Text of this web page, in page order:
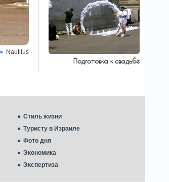
15:45
Европол сообщил
о ликвидации сети
контрабандистов между
Европой и Алжиром
органы ликвидировали
преступную сеть, занимавшуюся
наркотиков, оружия и
нелегальной перевозкой мигрантов через
15:45
Как распознать
тревожных признаков
Внешне психопаты кажутся чрезвычайно
харизматичными и убедительными, но пусть
это не вводит вас в заблуждение.
Nautilus
Подготовка к свадьбе
Стиль жизни
Туристу в Израиле
Фото дня
Экономика
Экспертиза